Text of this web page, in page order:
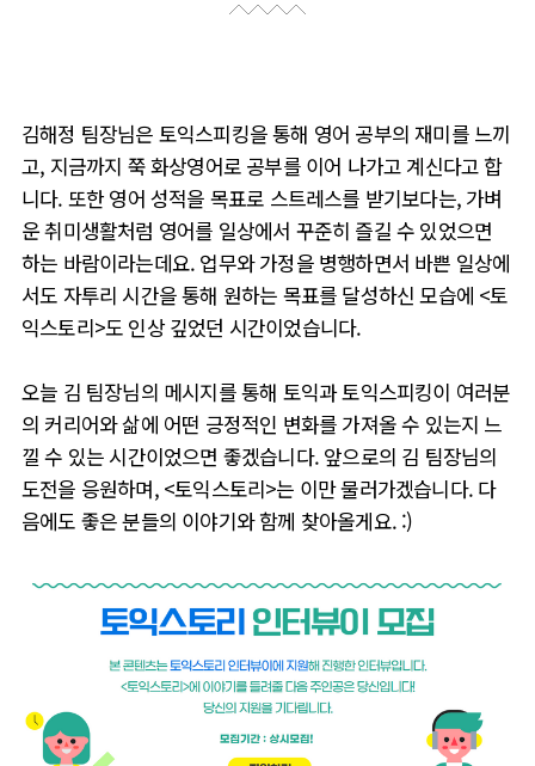
김해정 팀장님은 토익스피킹을 통해 영어 공부의 재미를 느끼
고, 지금까지 쭉 화상영어로 공부를 이어 나가고 계신다고 합
니다. 또한 영어 성적을 목표로 스트레스를 받기보다는, 가벼
운 취미생활처럼 영어를 일상에서 꾸준히 즐길 수 있었으면
하는 바람이라는데요. 업무와 가정을 병행하면서 바쁜 일상에
서도 자투리 시간을 통해 원하는 목표를 달성하신 모습에 <토
익스토리>도 인상 깊었던 시간이었습니다.
오늘 김 팀장님의 메시지를 통해 토익과 토익스피킹이 여러분
의 커리어와 삶에 어떤 긍정적인 변화를 가져올 수 있는지 느
낄 수 있는 시간이었으면 좋겠습니다. 앞으로의 김 팀장님의
도전을 응원하며, <토익스토리>는 이만 물러가겠습니다. 다
음에도 좋은 분들의 이야기와 함께 찾아올게요. :)